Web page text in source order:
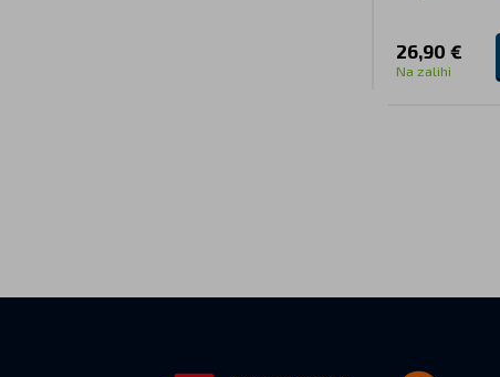
26,90 €
Na zalihi